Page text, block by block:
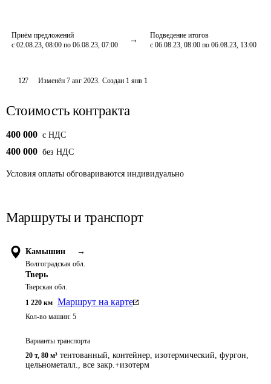
Приём предложений
с 02.08.23, 08:00 по 06.08.23, 07:00
Подведение итогов
с 06.08.23, 08:00 по 06.08.23, 13:00
127 Изменён7 авг 2023. Создан 1 янв 1
Стоимость контракта
400 000 c НДС
400 000 без НДС
Условия оплаты обговариваются индивидуально
Маршруты и транспорт
Камышин →
Волгоградская обл.
Тверь
Тверская обл.
1 220 км Маршрут на карте
Кол-во машин: 5
Варианты транспорта
20 т, 80 м³ тентованный, контейнер, изотермический, фургон,
цельнометалл., все закр.+изотерм